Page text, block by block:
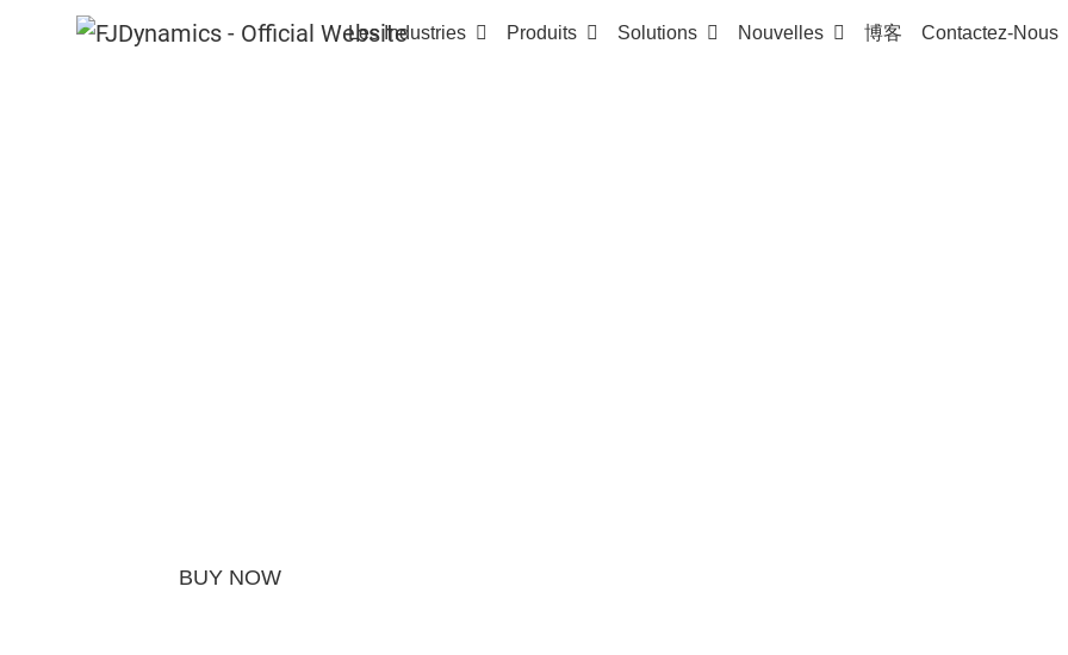
Les Industries Produits Solutions Nouvelles 博客 Contactez-Nous
BUY NOW